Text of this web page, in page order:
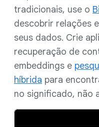
tradicionais, use o
descobrir relações
seus dados. Crie
recuperação de
embeddings e
híbrida para
no significado, não